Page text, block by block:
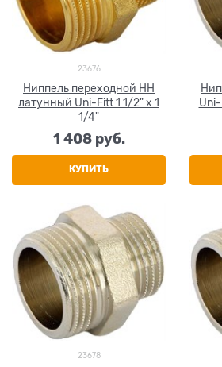
23676
Ниппель переходной НН
латунный Uni-Fitt 1 1/2" x 1
1/4"
1 408 руб.
КУПИТЬ
23678